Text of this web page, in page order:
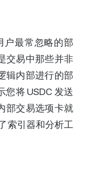
户最常忽略的部
交易中那些并非
辑内部进行的部
将 USDC 发送
部交易选项卡就
索引器和分析工